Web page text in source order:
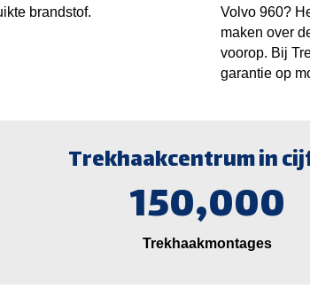
brandstof.
Volvo 960?
maken over
voorop. Bij
garantie op
Trekhaakcentrum in
150,000
Trekhaakmontages